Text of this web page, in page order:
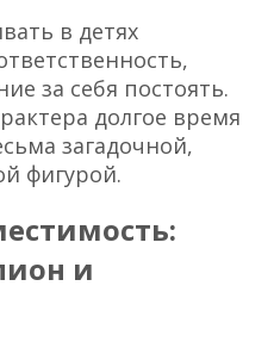
в детях
за себя постоять.
долгое время
загадочной,
фигурой.
и